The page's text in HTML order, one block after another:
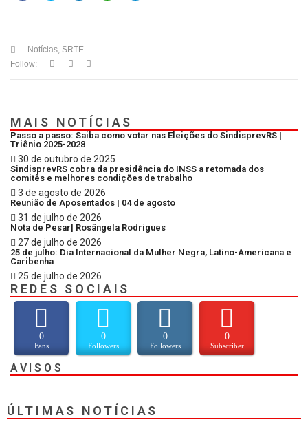
Notícias, SRTE
Follow:
MAIS NOTÍCIAS
Passo a passo: Saiba como votar nas Eleições do SindisprevRS |
Triênio 2025-2028
30 de outubro de 2025
SindisprevRS cobra da presidência do INSS a retomada dos
comitês e melhores condições de trabalho
3 de agosto de 2026
Reunião de Aposentados | 04 de agosto
31 de julho de 2026
Nota de Pesar| Rosângela Rodrigues
27 de julho de 2026
25 de julho: Dia Internacional da Mulher Negra, Latino-Americana e
Caribenha
25 de julho de 2026
REDES SOCIAIS
0
Fans
0
Followers
0
Followers
0
Subscriber
AVISOS
ÚLTIMAS NOTÍCIAS